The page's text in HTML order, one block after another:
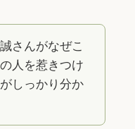
さんがなぜこ
人を惹きつけ
しっかり分か